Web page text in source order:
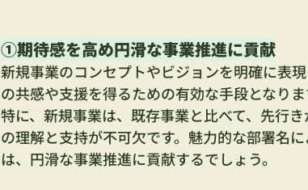
①期待感を高め円滑な事業推進に貢献
新規事業のコンセプトやビジョンを明確に表
の共感や支援を得るための有効な手段となりま
特に、新規事業は、既存事業と比べて、先行
の理解と支持が不可欠です。魅力的な部署名
は、円滑な事業推進に貢献するでしょう。